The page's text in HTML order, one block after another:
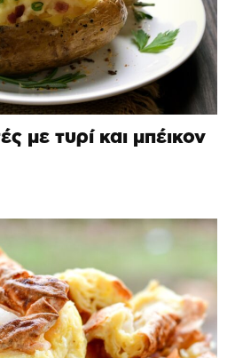
με τυρί και μπέικον